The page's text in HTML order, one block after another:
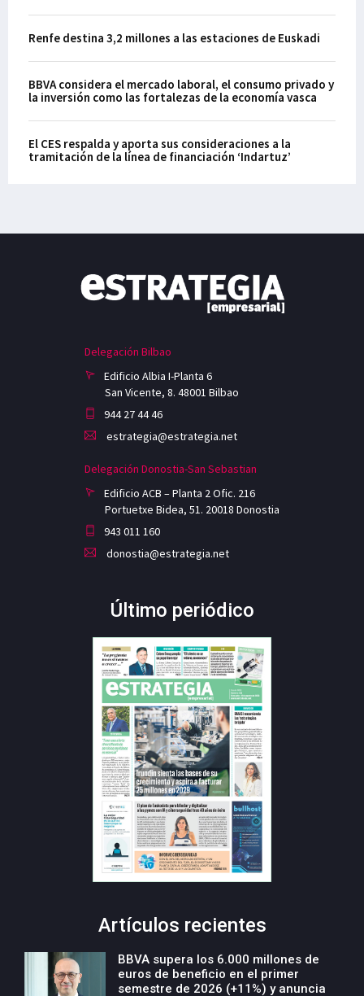
Renfe destina 3,2 millones a las estaciones de Euskadi
BBVA considera el mercado laboral, el consumo privado y
la inversión como las fortalezas de la economía vasca
El CES respalda y aporta sus consideraciones a la
tramitación de la línea de financiación ‘Indartuz’
Delegación Bilbao
Edificio Albia I-Planta 6
San Vicente, 8. 48001 Bilbao
944 27 44 46
estrategia@estrategia.net
Delegación Donostia-San Sebastian
Edificio ACB – Planta 2 Ofic. 216
Portuetxe Bidea, 51. 20018 Donostia
943 011 160
donostia@estrategia.net
Último periódico
Artículos recientes
BBVA supera los 6.000 millones de
euros de beneficio en el primer
semestre de 2026 (+11%) y anuncia